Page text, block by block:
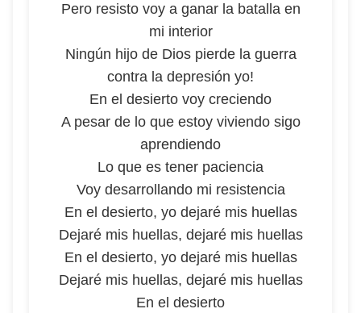
Pero resisto voy a ganar la batalla en
mi interior
Ningún hijo de Dios pierde la guerra
contra la depresión yo!
En el desierto voy creciendo
A pesar de lo que estoy viviendo sigo
aprendiendo
Lo que es tener paciencia
Voy desarrollando mi resistencia
En el desierto, yo dejaré mis huellas
Dejaré mis huellas, dejaré mis huellas
En el desierto, yo dejaré mis huellas
Dejaré mis huellas, dejaré mis huellas
En el desierto